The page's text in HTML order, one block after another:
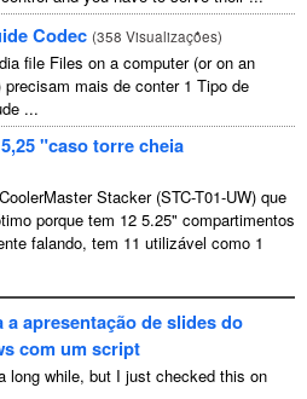
Codec (358 Visualizações)
file Files on a computer(or on an
precisam mais de conter 1 Tipo de
...
"caso torre cheia
Stacker (STC-T01-UW) que
porque tem 12 5.25" compartimentos
falando, tem 11 utilizável como 1
a apresentação de slides do
com um script
long while, but I just checked this on